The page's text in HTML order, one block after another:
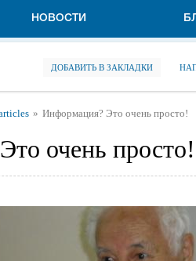
НОВОСТИ
ДОБАВИТЬ В ЗАКЛАДКИ
Информация? Это очень просто!
очень просто!